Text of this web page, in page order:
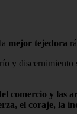
mejor tejedora
y discernimiento
comercio y las
el coraje, la